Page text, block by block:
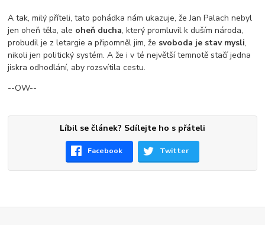
A tak, milý příteli, tato pohádka nám ukazuje, že Jan Palach nebyl
jen oheň těla, ale oheň ducha, který promluvil k duším národa,
probudil je z letargie a připomněl jim, že svoboda je stav mysli,
nikoli jen politický systém. A že i v té největší temnotě stačí jedna
jiskra odhodlání, aby rozsvítila cestu.
--OW--
Líbil se článek? Sdílejte ho s přáteli
Facebook Twitter